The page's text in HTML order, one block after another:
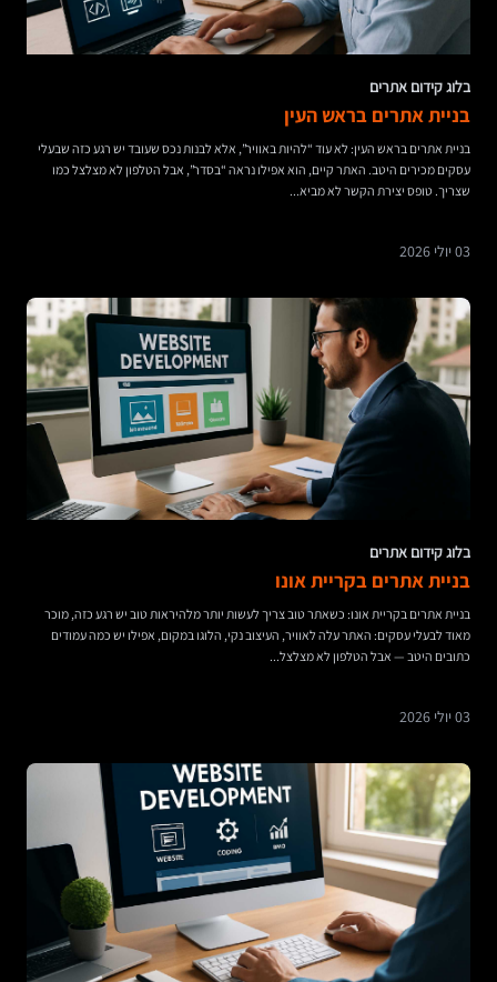
בלוג קידום אתרים
בניית אתרים בראש העין
בניית אתרים בראש העין: לא עוד “להיות באוויר”, אלא לבנות נכס שעובד יש רגע כזה שבעלי
עסקים מכירים היטב. האתר קיים, הוא אפילו נראה “בסדר”, אבל הטלפון לא מצלצל כמו
שצריך. טופס יצירת הקשר לא מביא...
03 יולי 2026
בלוג קידום אתרים
בניית אתרים בקריית אונו
בניית אתרים בקריית אונו: כשאתר טוב צריך לעשות יותר מלהיראות טוב יש רגע כזה, מוכר
מאוד לבעלי עסקים: האתר עלה לאוויר, העיצוב נקי, הלוגו במקום, אפילו יש כמה עמודים
כתובים היטב — אבל הטלפון לא מצלצל...
03 יולי 2026